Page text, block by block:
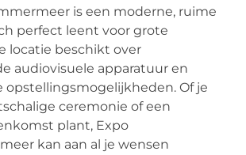
is een moderne, ruime
perfect leent voor grote
locatie beschikt over
audiovisuele apparatuur en
opstellingsmogelijkheden. Of je
ceremonie of een
plant, Expo
kan aan al je wensen